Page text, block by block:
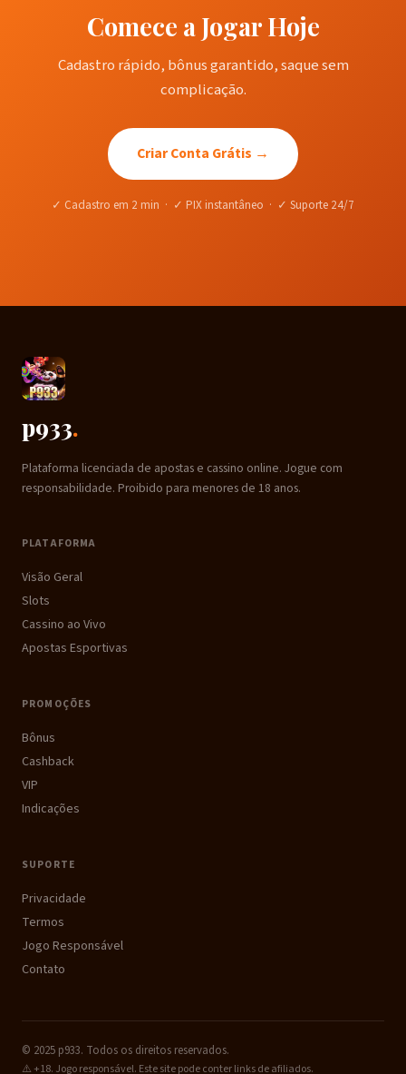
Comece a Jogar Hoje
Cadastro rápido, bônus garantido, saque sem
complicação.
Criar Conta Grátis →
✓ Cadastro em 2 min · ✓ PIX instantâneo · ✓ Suporte 24/7
p933.
Plataforma licenciada de apostas e cassino online. Jogue com
responsabilidade. Proibido para menores de 18 anos.
PLATAFORMA
Visão Geral
Slots
Cassino ao Vivo
Apostas Esportivas
PROMOÇÕES
Bônus
Cashback
VIP
Indicações
SUPORTE
Privacidade
Termos
Jogo Responsável
Contato
© 2025 p933. Todos os direitos reservados.
⚠️ +18. Jogo responsável. Este site pode conter links de afiliados.